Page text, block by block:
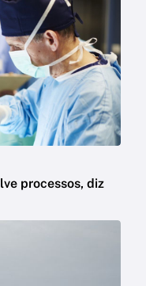
processos, diz